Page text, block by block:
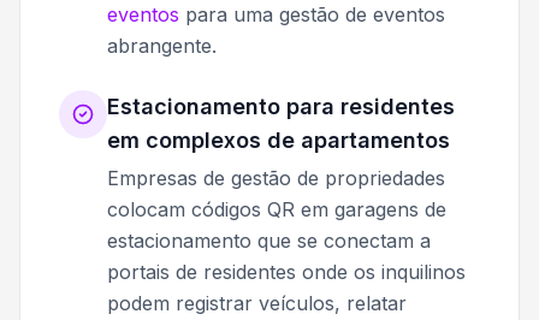
eventos para uma gestão de eventos
abrangente.
Estacionamento para residentes
em complexos de apartamentos
Empresas de gestão de propriedades
colocam códigos QR em garagens de
estacionamento que se conectam a
portais de residentes onde os inquilinos
podem registrar veículos, relatar